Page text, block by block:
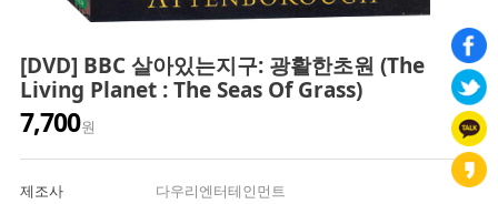
[DVD] BBC 살아있는지구: 광활한초원 (The
Living Planet : The Seas Of Grass)
7,700원
제조사
다우리엔터테인먼트